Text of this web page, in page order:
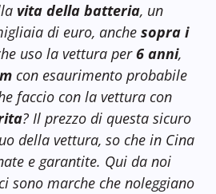
vita della batteria, un
di euro, anche sopra i
uso la vettura per6 anni,
con esaurimento probabile
faccio con la vettura con
? Il prezzo di questa sicuro
della vettura, so che in Cina
e garantite. Qui da noi
sono marche che noleggiano